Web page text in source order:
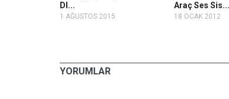
Dl...
1 AĞUSTOS 2015
Araç Ses Sis...
18 OCAK 2012
YORUMLAR